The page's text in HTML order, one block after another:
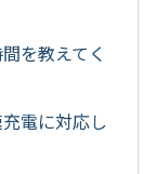
を教えてく
電に対応し